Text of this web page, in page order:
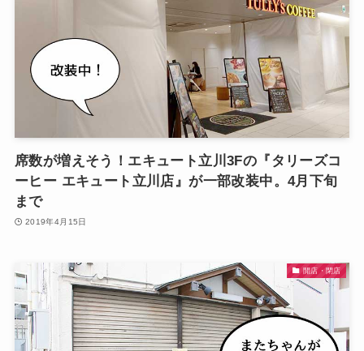
席数が増えそう！エキュート立川3Fの『タリーズコ
ーヒー エキュート立川店』が一部改装中。4月下旬
まで
2019年4月15日
開店・閉店